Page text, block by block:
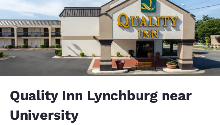
Quality Inn Lynchburg near
University